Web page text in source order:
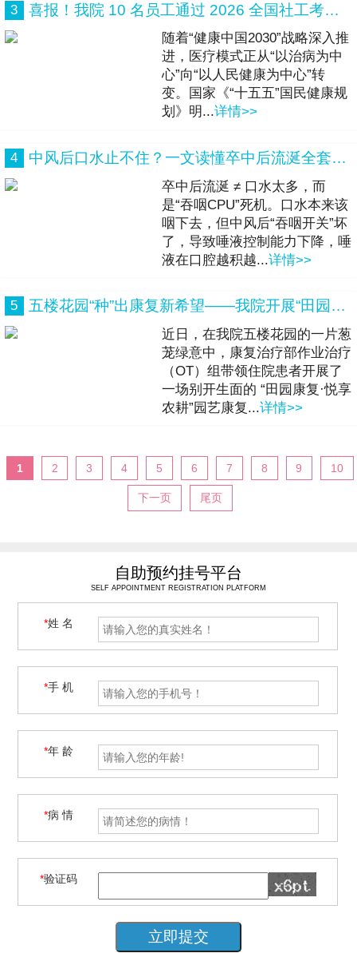
3 喜报！我院 10 名员工通过 2026 全国社工考试，赋能医务社工专业化建设
随着“健康中国2030”战略深入推
进，医疗模式正从“以治病为中
心”向“以人民健康为中心”转
变。国家《“十五五”国民健康规
划》明...详情>>
4 中风后口水止不住？一文读懂卒中后流涎全套处理方案
卒中后流涎 ≠ 口水太多，而
是“吞咽CPU”死机。口水本来该
咽下去，但中风后“吞咽开关”坏
了，导致唾液控制能力下降，唾
液在口腔越积越...详情>>
5 五楼花园“种”出康复新希望——我院开展“田园康复·悦享农耕”园艺训练活动
近日，在我院五楼花园的一片葱
茏绿意中，康复治疗部作业治疗
（OT）组带领住院患者开展了
一场别开生面的 “田园康复·悦享
农耕”园艺康复...详情>>
1 2 3 4 5 6 7 8 9 10
下一页 尾页
自助预约挂号平台
SELF APPOINTMENT REGISTRATION PLATFORM
*姓 名
*手 机
*年 龄
*病 情
*验证码